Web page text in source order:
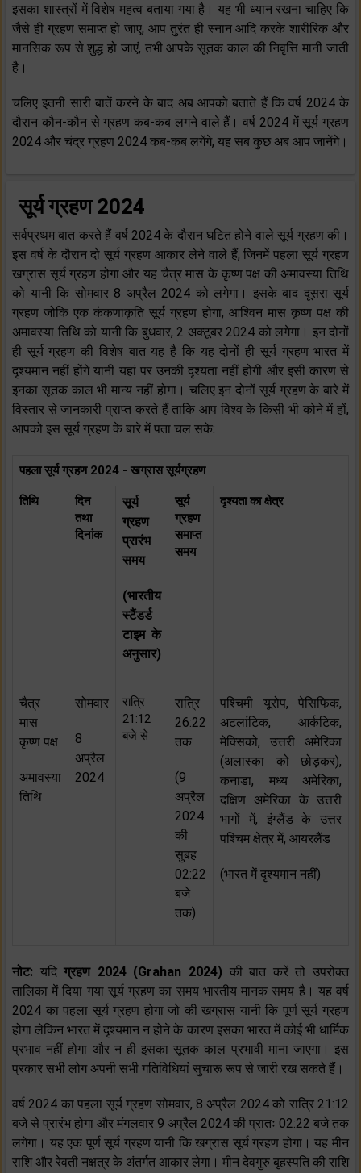
इसका शास्त्रों में विशेष महत्व बताया गया है। यह भी ध्यान रखना चाहिए कि
जैसे ही ग्रहण समाप्त हो जाए, आप तुरंत ही स्नान आदि करके शारीरिक और
मानसिक रूप से शुद्ध हो जाएं, तभी आपके सूतक काल की निवृत्ति मानी जाती
है।
चलिए इतनी सारी बातें करने के बाद अब आपको बताते हैं कि वर्ष 2024 के
दौरान कौन-कौन से ग्रहण कब-कब लगने वाले हैं। वर्ष 2024 में सूर्य ग्रहण
2024 और चंद्र ग्रहण 2024 कब-कब लगेंगे, यह सब कुछ अब आप जानेंगे।
सूर्य ग्रहण 2024
सर्वप्रथम बात करते हैं वर्ष 2024 के दौरान घटित होने वाले सूर्य ग्रहण की।
इस वर्ष के दौरान दो सूर्य ग्रहण आकार लेने वाले हैं, जिनमें पहला सूर्य ग्रहण
खग्रास सूर्य ग्रहण होगा और यह चैत्र मास के कृष्ण पक्ष की अमावस्या तिथि
को यानी कि सोमवार 8 अप्रैल 2024 को लगेगा। इसके बाद दूसरा सूर्य
ग्रहण जोकि एक कंकणाकृति सूर्य ग्रहण होगा, आश्विन मास कृष्ण पक्ष की
अमावस्या तिथि को यानी कि बुधवार, 2 अक्टूबर 2024 को लगेगा। इन दोनों
ही सूर्य ग्रहण की विशेष बात यह है कि यह दोनों ही सूर्य ग्रहण भारत में
दृश्यमान नहीं होंगे यानी यहां पर उनकी दृश्यता नहीं होगी और इसी कारण से
इनका सूतक काल भी मान्य नहीं होगा। चलिए इन दोनों सूर्य ग्रहण के बारे में
विस्तार से जानकारी प्राप्त करते हैं ताकि आप विश्व के किसी भी कोने में हों,
आपको इस सूर्य ग्रहण के बारे में पता चल सके:
पहला सूर्य ग्रहण 2024 - खग्रास सूर्यग्रहण
तिथि
दिन
तथा
दिनांक
सूर्य
ग्रहण
प्रारंभ
समय
(भारतीय
स्टैंडर्ड
टाइम के
अनुसार)
सूर्य
ग्रहण
समाप्त
समय
दृश्यता का क्षेत्र
चैत्र
मास
कृष्ण पक्ष
अमावस्या
तिथि
सोमवार
8
अप्रैल
2024
रात्रि
21:12
बजे से
रात्रि
26:22
तक
(9
अप्रैल
2024
की
सुबह
02:22
बजे
तक)
पश्चिमी यूरोप, पेसिफिक,
अटलांटिक, आर्कटिक,
मेक्सिको, उत्तरी अमेरिका
(अलास्का को छोड़कर),
कनाडा, मध्य अमेरिका,
दक्षिण अमेरिका के उत्तरी
भागों में, इंग्लैंड के उत्तर
पश्चिम क्षेत्र में, आयरलैंड
(भारत में दृश्यमान नहीं)
नोट: यदिग्रहण 2024 (Grahan 2024) की बात करें तो उपरोक्त
तालिका में दिया गया सूर्य ग्रहण का समय भारतीय मानक समय है। यह वर्ष
2024 का पहला सूर्य ग्रहण होगा जो की खग्रास यानी कि पूर्ण सूर्य ग्रहण
होगा लेकिन भारत में दृश्यमान न होने के कारण इसका भारत में कोई भी धार्मिक
प्रभाव नहीं होगा और न ही इसका सूतक काल प्रभावी माना जाएगा। इस
प्रकार सभी लोग अपनी सभी गतिविधियां सुचारू रूप से जारी रख सकते हैं।
वर्ष 2024 का पहला सूर्य ग्रहण सोमवार, 8 अप्रैल 2024 को रात्रि 21:12
बजे से प्रारंभ होगा और मंगलवार 9 अप्रैल 2024 की प्रातः 02:22 बजे तक
लगेगा। यह एक पूर्ण सूर्य ग्रहण यानी कि खग्रास सूर्य ग्रहण होगा। यह मीन
राशि और रेवती नक्षत्र के अंतर्गत आकार लेगा। मीन देवगुरु बृहस्पति की राशि